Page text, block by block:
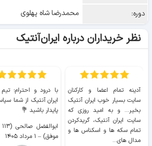
دوره:
محمدرضا شاه پهلوی
نظر خریداران درباره ایران‌آنتیک
آدینه تمام اعضا و کارکنان
سایت بسیار خوب ايران آنتیک
بخیر... و به امید روزی که
سایت ايران آنتیک، گریدکردن
تمام سکه ها و اسکناس ها و
مدال های...
با درود و احترام؛
ایران آنتیک از شما
پایدار باشید 💐
موفق) – ۱ مرداد ۱۴۰۵